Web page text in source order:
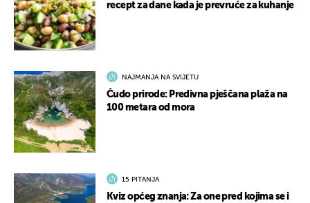
recept za dane kada je prevruće za kuhanje
NAJMANJA NA SVIJETU
Čudo prirode: Predivna pješčana plaža na
100 metara od mora
15 PITANJA
Kviz općeg znanja: Za one pred kojima se i